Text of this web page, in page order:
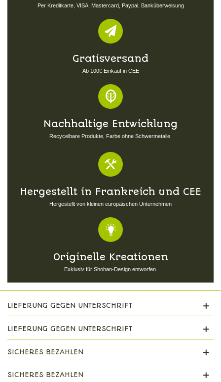
Per Kreditkarte, VISA, Mastercard, Paypal, Banküberweisung
Gratisversand
Ab 100€ Einkauf in CEE
Nachhaltige Entwicklung
Recycelbare Produkte, Farbe ohne Schwermetalle.
Hergestellt in Frankreich und CEE
Hergestellt von kleinen europäischen Unternehmen
Originelle Kreationen
Exklusiv für Shohan-Design entworfen.
LIEFERUNG GEGEN UNTERSCHRIFT
LIEFERUNG GEGEN UNTERSCHRIFT
SICHERES BEZAHLEN
SICHERES BEZAHLEN